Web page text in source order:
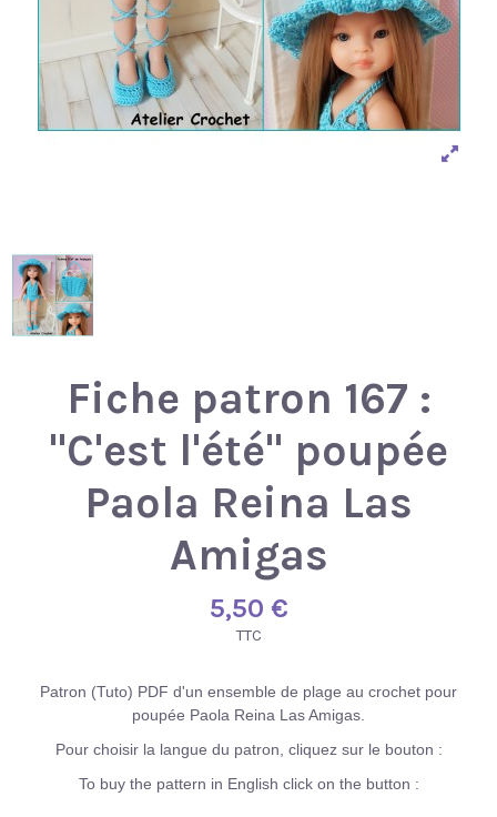
Fiche patron 167 :
"C'est l'été" poupée
Paola Reina Las
Amigas
5,50 €
TTC
Patron (Tuto) PDF d'un ensemble de plage au crochet pour
poupée Paola Reina Las Amigas.
Pour choisir la langue du patron, cliquez sur le bouton :
To buy the pattern in English click on the button :